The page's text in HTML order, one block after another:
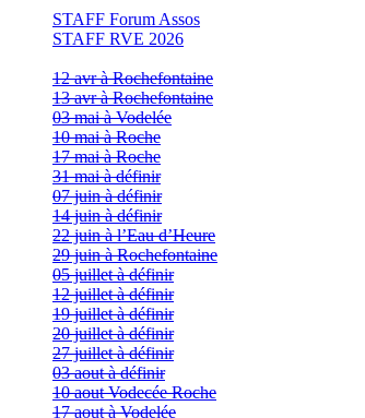
STAFF Forum Assos
STAFF RVE 2026
12 avr à Rochefontaine
13 avr à Rochefontaine
03 mai à Vodelée
10 mai à Roche
17 mai à Roche
31 mai à définir
07 juin à définir
14 juin à définir
22 juin à l’Eau d’Heure
29 juin à Rochefontaine
05 juillet à définir
12 juillet à définir
19 juillet à définir
20 juillet à définir
27 juillet à définir
03 aout à définir
10 aout Vodecée Roche
17 aout à Vodelée